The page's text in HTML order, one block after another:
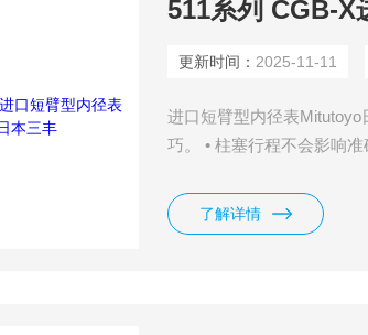
511系列 CGB-
更新时间： 2025-11-11
进口短臂型内径表Mitutoyo
巧。 • 柱塞行程不会影响
护罩都是可选件。有一些
和一系列的环规可选。用
了解详情